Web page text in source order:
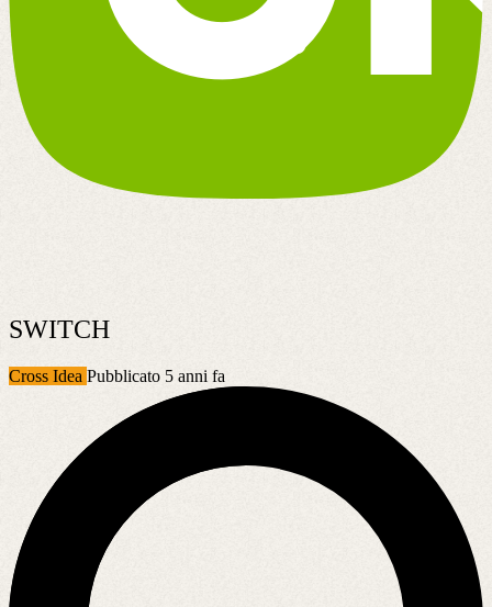
SWITCH
Cross Idea Pubblicato 5 anni fa